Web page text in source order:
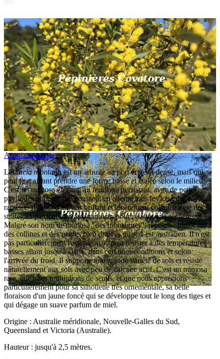
Acacia montana
L'Acacia montanaest un arbuste au port érigé et dense, mais qui
peut tout autant prendre une forme basse et étalée selon le milieu.
C'est un mimosa élégant, au feuillage persistant, avec de petits
phyllodes rainurés qui poussent en alterné tous les long des
rameux. Ils sont d'un vert brillant et légèrement collants ; une des
stratégies particulières aux mimosas pour résister à la sécheresse.
Malgré son nom de mimosa "des montagnes", il pousse plutôt sur
des collines et des pentes bien drainés du sud-est australien. Il n'est
pas particulièrement rustique mais peut résister à des températures
basses allant jusqu'à -10°C dans certaines conditions et selon
l'arrivée du froid. Il supporte une grande variété de sols et résiste
naturellement aux sols avec peu de calcaire actif. C'est un mimosa
rare, que nous multiplions de semis, et que nous apprécions
particulièrement pour sa silhouette très ornementale, sa belle
floraison d'un jaune foncé qui se développe tout le long des tiges et
qui dégage un suave parfum de miel.
Origine : Australie méridionale, Nouvelle-Galles du Sud,
Queensland et Victoria (Australie).
Hauteur : jusqu'à 2,5 mètres.